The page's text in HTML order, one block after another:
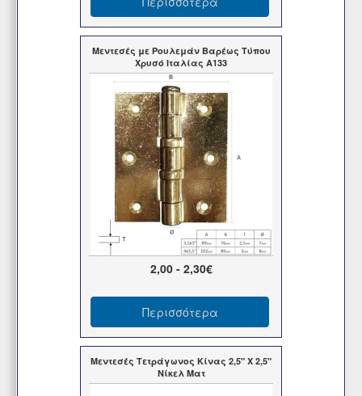
Μεντεσές με Ρουλεμάν Βαρέως Τύπου
Χρυσό Ιταλίας Α133
2,00 - 2,30€
Περισσότερα
Μεντεσές Τετράγωνος Κίνας 2,5" Χ 2,5"
Νίκελ Ματ